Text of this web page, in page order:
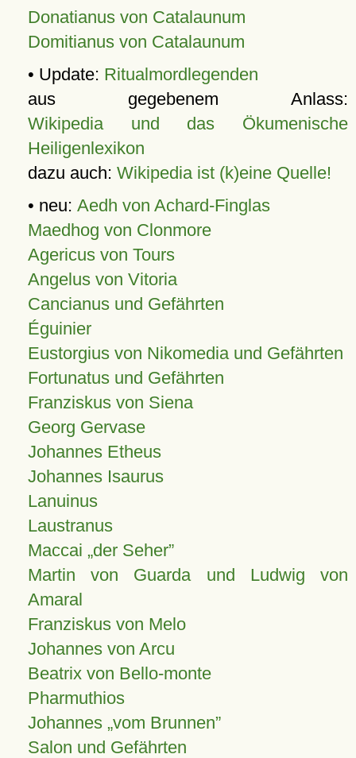
Donatianus von Catalaunum
Domitianus von Catalaunum
• Update: Ritualmordlegenden
aus gegebenem Anlass:
Wikipedia und das Ökumenische
Heiligenlexikon
dazu auch: Wikipedia ist (k)eine Quelle!
• neu: Aedh von Achard-Finglas
Maedhog von Clonmore
Agericus von Tours
Angelus von Vitoria
Cancianus und Gefährten
Éguinier
Eustorgius von Nikomedia und Gefährten
Fortunatus und Gefährten
Franziskus von Siena
Georg Gervase
Johannes Etheus
Johannes Isaurus
Lanuinus
Laustranus
Maccai „der Seher”
Martin von Guarda und Ludwig von
Amaral
Franziskus von Melo
Johannes von Arcu
Beatrix von Bello-monte
Pharmuthios
Johannes vom Brunnen
Salon und Gefährten